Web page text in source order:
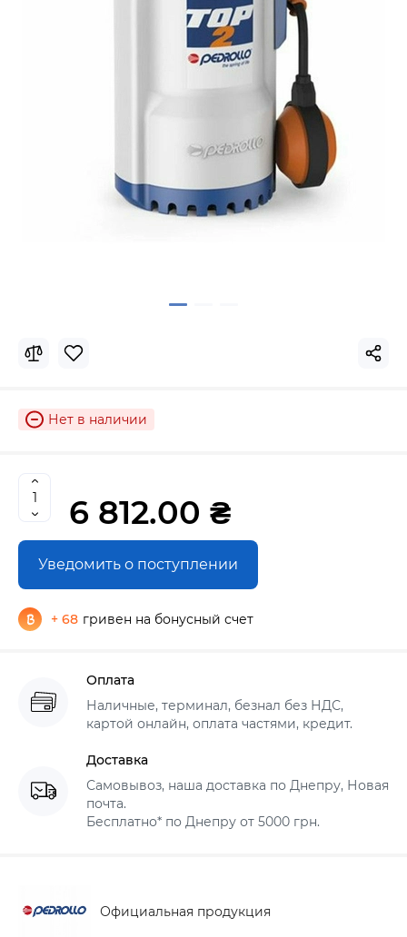
Нет в наличии
6 812.00 ₴
Уведомить о поступлении
+ 68 гривен на бонусный счет
Оплата
Наличные, терминал, безнал без НДС,
картой онлайн, оплата частями, кредит.
Доставка
Самовывоз, наша доставка по Днепру, Новая
почта.
Бесплатно* по Днепру от 5000 грн.
Официальная продукция